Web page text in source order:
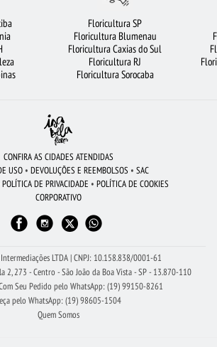
ARRANJO DE FLORES URSO DE PELÚCIA
FLORICULTURA NITERÓI
UBERLÂNDIA
20 ROSAS VERMELHAS
FLORICULTURA BH RAMALHETE DE FLORES
DO CAMPO
DA MANHÃ FLORICULTURA GUARULHOS
PROCURADAS FLORICULTURA RECIFE
Floricultura SP
Floricultura Blumenau
Floricultura Caxias do Sul
Floricultura RJ
Floricultura Sorocaba
CONFIRA AS CIDADES ATENDIDAS
USO • DEVOLUÇÕES E REEMBOLSOS • SAC
POLÍTICA DE PRIVACIDADE • POLÍTICA DE COOKIES
CORPORATIVO
LTDA | CNPJ: 10.158.838/0001-61
2, 273 - Centro - São João da Boa Vista - SP - 13.870-110
Seu Pedido pelo WhatsApp: (19) 99150-8261
pelo WhatsApp: (19) 98605-1504
Quem Somos